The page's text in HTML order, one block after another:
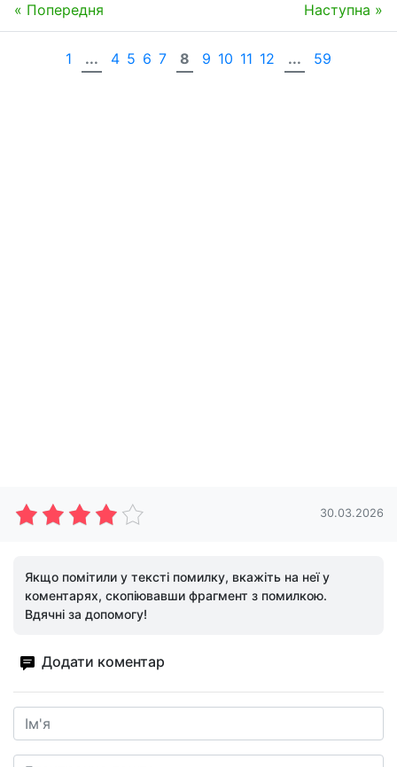
« Попередня Наступна »
1 ... 4 5 6 7 8 9 10 11 12 ... 59
30.03.2026
Якщо помітили у тексті помилку, вкажіть на неї у
коментарях, скопіювавши фрагмент з помилкою.
Вдячні за допомогу!
Додати коментар